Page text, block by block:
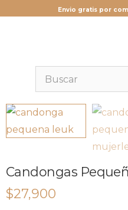
Envio gratis por
Candongas
$27,900